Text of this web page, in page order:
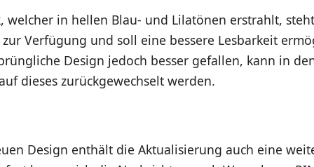
welcher in hellen Blau- und Lilatönen erstrahlt,
Verfügung und soll eine bessere Lesbarkeit
Design jedoch besser gefallen, kann in
dieses zurückgewechselt werden.
Design enthält die Aktualisierung auch eine